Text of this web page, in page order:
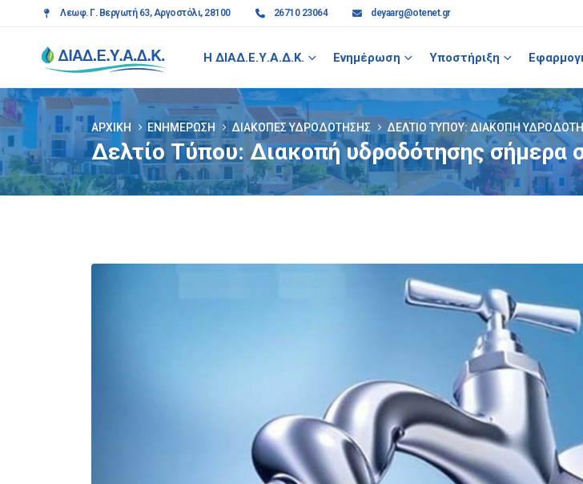
Λεωφ. Γ. Βεργωτή 63, Αργοστόλι, 28100 26710 23064 deyaarg@otenet.gr
Η ΔΙΑΔ.Ε.Υ.Α.Δ.Κ. Ενημέρωση Υποστήριξη
ΑΡΧΙΚΉ ΕΝΗΜΈΡΩΣΗ ΔΙΑΚΟΠΈΣ ΥΔΡΟΔΌΤΗΣΗΣ ΔΕΛΤΊΟ ΤΎΠΟΥ: ΔΙΑΚΟΠΉ
Δελτίο Τύπου: Διακοπή υδροδότησης σήμερα